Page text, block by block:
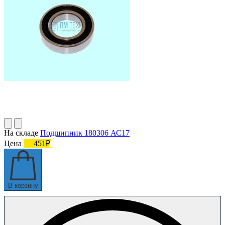
На складе Подшипник 180306 АС17
Цена
451₽
В корзину